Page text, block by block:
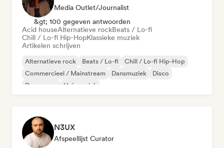
Media Outlet/Journalist
&gt; 100 gegeven antwoorden
Acid houseAlternatieve rockBeats / Lo-fi
Chill / Lo-fi Hip-HopKlassieke muziek
Artikelen schrijven
Alternatieve rock Beats / Lo-fi
Chill / Lo-fi Hip-Hop
Commercieel / Mainstream
Dansmuziek
Disco
Droompop
Huismuziek
N3UX
Afspeellijst Curator